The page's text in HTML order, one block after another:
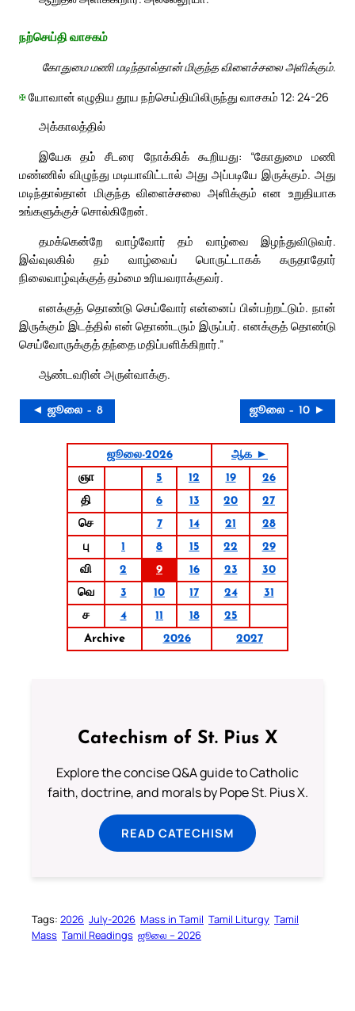
நற்செய்தி வாசகம்
கோதுமை மணி மடிந்தால்தான் மிகுந்த விளைச்சலை அளிக்கும்.
✠யோவான் எழுதிய தூய நற்செய்தியிலிருந்து வாசகம் 12: 24-26
அக்காலத்தில்
இயேசு தம் சீடரை நோக்கிக் கூறியது: “கோதுமை மணி
மண்ணில் விழுந்து மடியாவிட்டால் அது அப்படியே இருக்கும். அது
மடிந்தால்தான் மிகுந்த விளைச்சலை அளிக்கும் என உறுதியாக
உங்களுக்குச் சொல்கிறேன்.
தமக்கென்றே வாழ்வோர் தம் வாழ்வை இழந்துவிடுவர்.
இவ்வுலகில் தம் வாழ்வைப் பொருட்டாகக் கருதாதோர்
நிலைவாழ்வுக்குத் தம்மை உரியவராக்குவர்.
எனக்குத் தொண்டு செய்வோர் என்னைப் பின்பற்றட்டும். நான்
இருக்கும் இடத்தில் என் தொண்டரும் இருப்பர். எனக்குத் தொண்டு
செய்வோருக்குத் தந்தை மதிப்பளிக்கிறார்.”
ஆண்டவரின் அருள்வாக்கு.
◄ ஜூலை – 8 ஜூலை – 10 ►
ஜூலை-2026
ஆக ►
ஞா
5 12 19
26
தி
6 13 20
27
செ
7 14 21
28
பு
1 8 15 22
29
வி
2 9 16 23
30
வெ
3 10 17 24
31
ச
4 11 18
25
Archive
2026 2027
Catechism of St. Pius X
Explore the concise Q&A guide to Catholic
faith, doctrine, and morals by Pope St. Pius X.
READ CATECHISM
Tags: 2026 July-2026 Mass in Tamil Tamil Liturgy Tamil
Mass Tamil Readings ஜூலை – 2026